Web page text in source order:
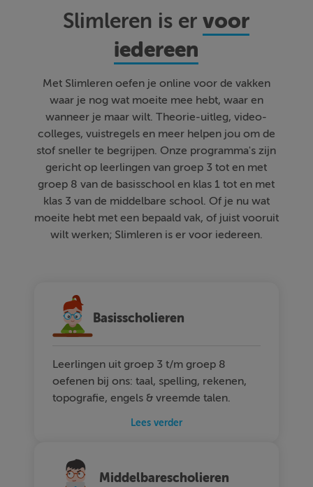
Slimleren is ervoor
iedereen
Met Slimleren oefen je online voor de vakken
waar je nog wat moeite mee hebt, waar en
wanneer je maar wilt. Theorie-uitleg, video-
colleges, vuistregels en meer helpen jou om de
stof sneller te begrijpen. Onze programma's zijn
gericht op leerlingen van groep 3 tot en met
groep 8 van de basisschool en klas 1 tot en met
klas 3 van de middelbare school. Of je nu wat
moeite hebt met een bepaald vak, of juist vooruit
wilt werken; Slimleren is er voor iedereen.
Basisscholieren
Leerlingen uit groep 3 t/m groep 8
oefenen bij ons: taal, spelling, rekenen,
topografie, engels & vreemde talen.
Lees verder
Middelbarescholieren